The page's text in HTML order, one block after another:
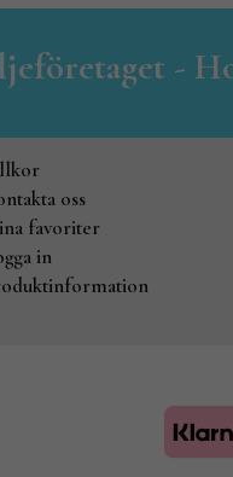
-
oss
favoriter
in